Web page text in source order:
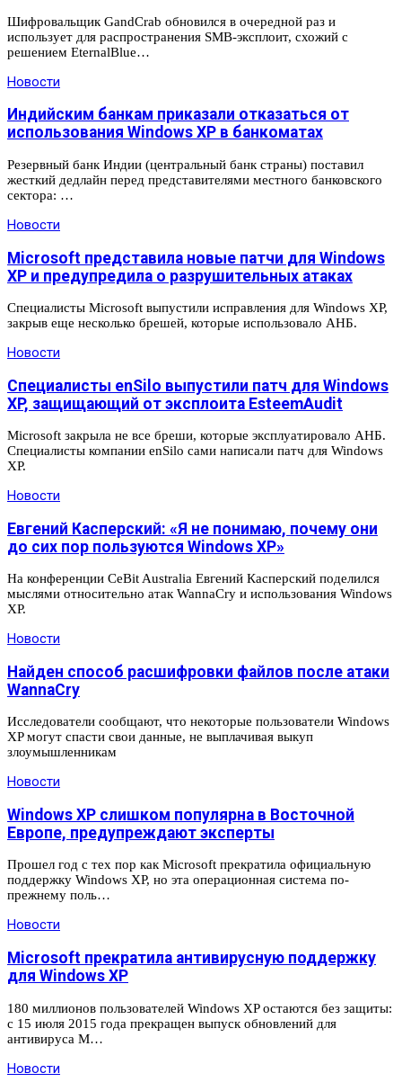
Шифровальщик GandCrab обновился в очередной раз и
использует для распространения SMB-эксплоит, схожий с
решением EternalBlue…
Новости
Индийским банкам приказали отказаться от
использования Windows XP в банкоматах
Резервный банк Индии (центральный банк страны) поставил
жесткий дедлайн перед представителями местного банковского
сектора: …
Новости
Microsoft представила новые патчи для Windows
XP и предупредила о разрушительных атаках
Специалисты Microsoft выпустили исправления для Windows XP,
закрыв еще несколько брешей, которые использовало АНБ.
Новости
Специалисты enSilo выпустили патч для Windows
XP, защищающий от эксплоита EsteemAudit
Microsoft закрыла не все бреши, которые эксплуатировало АНБ.
Специалисты компании enSilo сами написали патч для Windows
XP.
Новости
Евгений Касперский: «Я не понимаю, почему они
до сих пор пользуются Windows XP»
На конференции CeBit Australia Евгений Касперский поделился
мыслями относительно атак WannaCry и использования Windows
XP.
Новости
Найден способ расшифровки файлов после атаки
WannaCry
Исследователи сообщают, что некоторые пользователи Windows
XP могут спасти свои данные, не выплачивая выкуп
злоумышленникам
Новости
Windows XP слишком популярна в Восточной
Европе, предупреждают эксперты
Прошел год с тех пор как Microsoft прекратила официальную
поддержку Windows XP, но эта операционная система по-
прежнему поль…
Новости
Microsoft прекратила антивирусную поддержку
для Windows XP
180 миллионов пользователей Windows XP остаются без защиты:
с 15 июля 2015 года прекращен выпуск обновлений для
антивируса M…
Новости